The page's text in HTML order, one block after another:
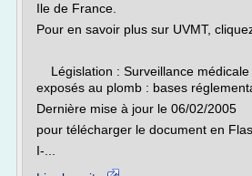
Ile de France.
Pour en savoir plus sur UVMT, cliquez
Législation : Surveillance médicale
exposés au plomb : bases
Dernière mise à jour le 06/02/2005
pour télécharger le document en
I-...